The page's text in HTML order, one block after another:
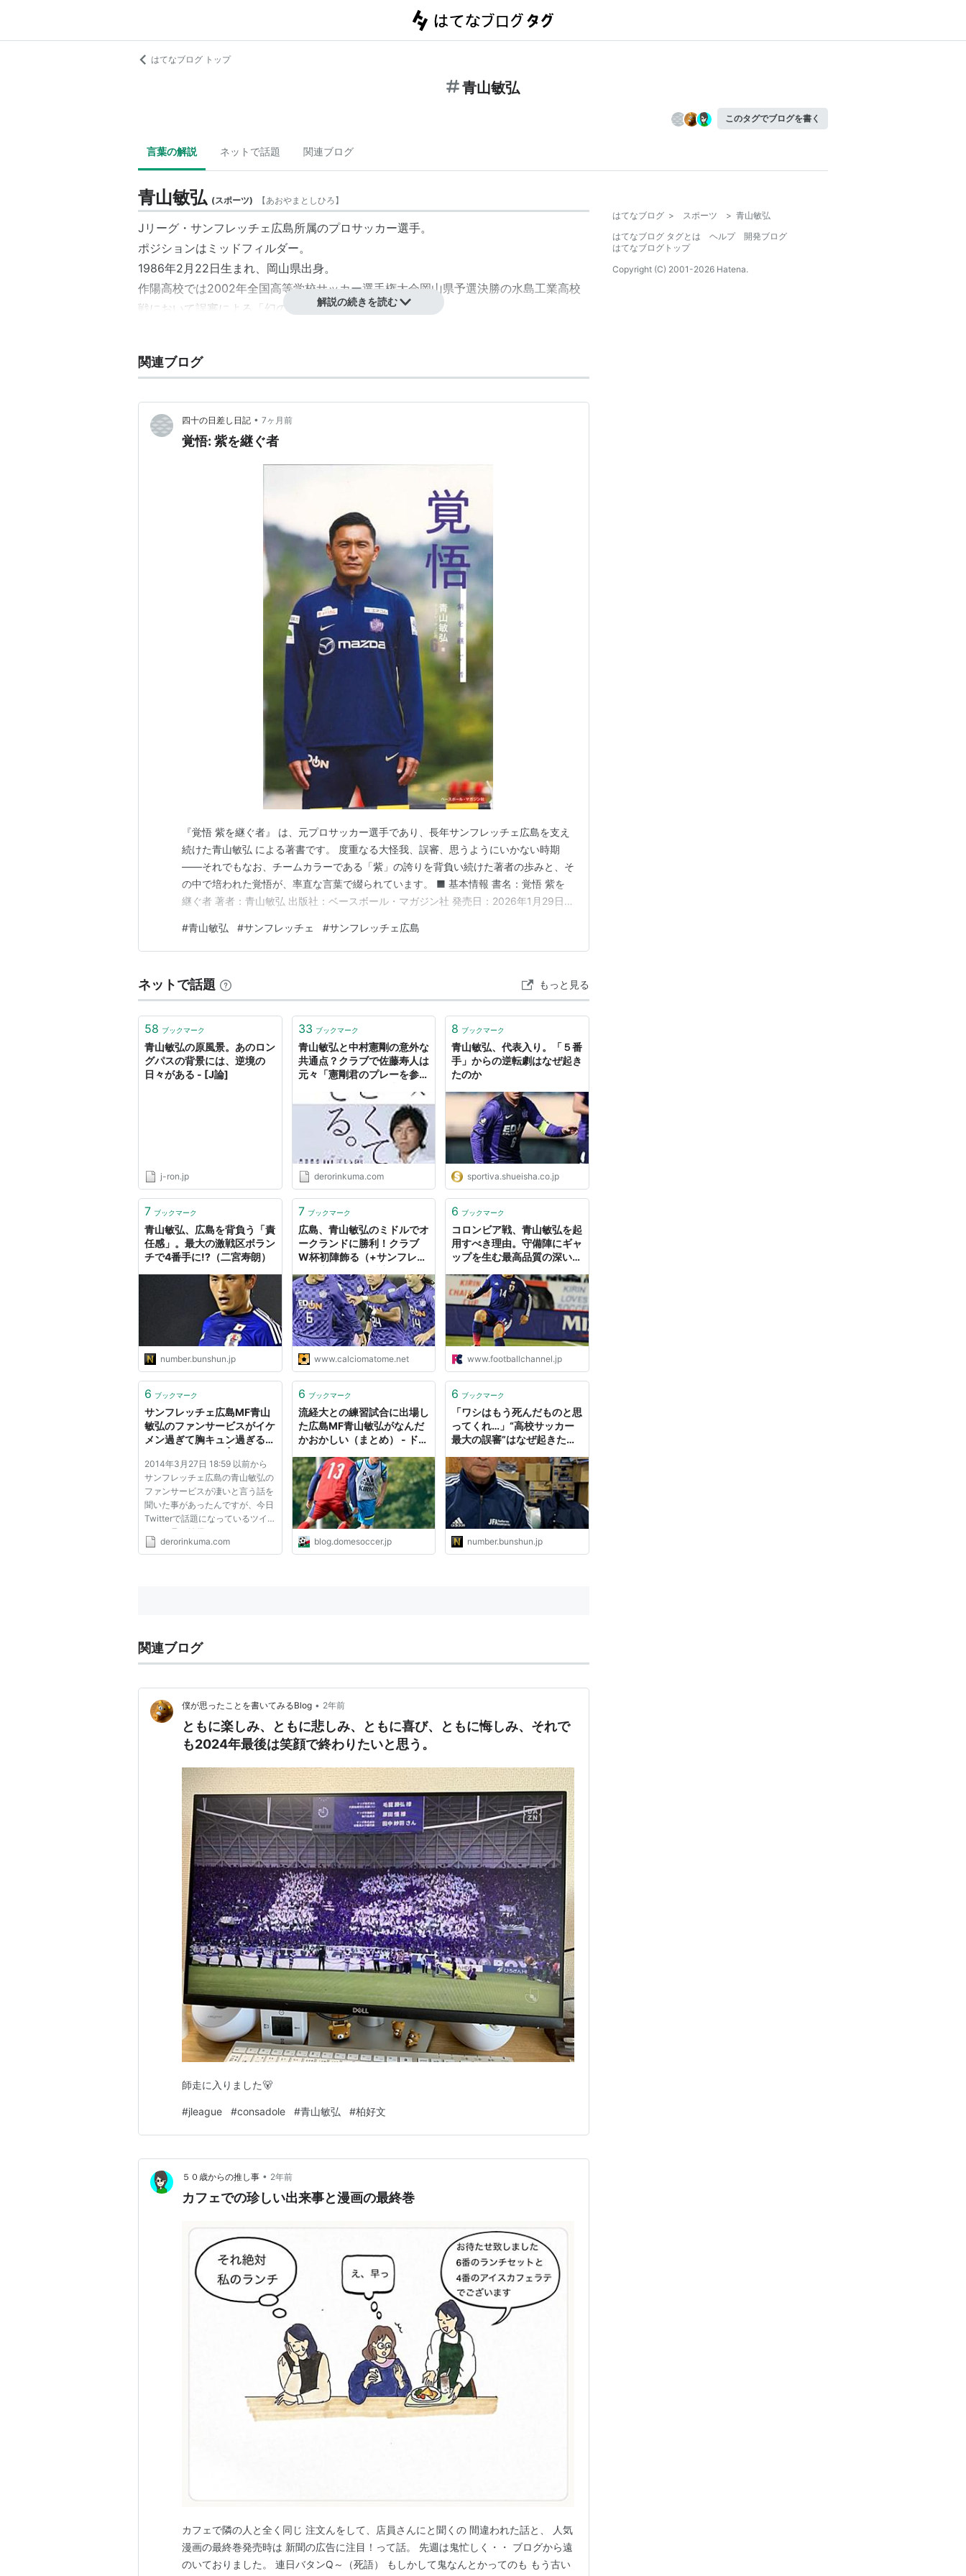
はてなブログ トップ
青山敏弘
このタグでブログを書く
言葉の解説 ネットで話題 関連ブログ
青山敏弘 (スポーツ) 【あおやまとしひろ】
Jリーグ・サンフレッチェ広島所属のプロサッカー選手。
ポジションはミッドフィルダー。
1986年2月22日生まれ、岡山県出身。
作陽高校では2002年全国高等学校サッカー選手権大会岡山県予選決勝の水島工業高校
戦において誤審による「幻のゴール」を決めた。
グパスが武器。
所属クラブ
解説の続きを読む
関連ブログ
四十の日差し日記 • 7ヶ月前
覚悟: 紫を継ぐ者
『覚悟 紫を継ぐ者』 は、元プロサッカー選手であり、長年サンフレッチェ広島を支え
続けた青山敏弘 による著書です。 度重なる大怪我、誤審、思うようにいかない時期
――それでもなお、チームカラーである「紫」の誇りを背負い続けた著者の歩みと、そ
の中で培われた覚悟が、率直な言葉で綴られています。 ■ 基本情報 書名：覚悟 紫を
継ぐ者 著者：青山敏弘 出版社：ベースボール・マガジン社 発売日：2026年1月29日
そが覚悟である」 という思想です。 プロとして結果を求められる厳しい世界で、怪我
や挫折に直面しながらも、自らの役…
#青山敏弘 #サンフレッチェ #サンフレッチェ広島
ネットで話題 もっと見る
58 ブックマーク
青山敏弘の原風景。あのロン
グパスの背景には、逆境の
日々がある - [J論]
j-ron.jp
33 ブックマーク
青山敏弘と中村憲剛の意外な
共通点？クラブで佐藤寿人は
元々「憲剛君のプレーを参考
た | サッカーコラム速報でろ
derorinkuma.com
8 ブックマーク
青山敏弘、代表入り。「５番
手」からの逆転劇はなぜ起き
たのか
sportiva.shueisha.co.jp
7 ブックマーク
青山敏弘、広島を背負う「責
任感」。最大の激戦区ボラン
チで4番手に!?（二宮寿朗）
number.bunshun.jp
7 ブックマーク
広島、青山敏弘のミドルでオ
ークランドに勝利！クラブ
W杯初陣飾る（+サンフレッ
www.calciomatome.net
6 ブックマーク
コロンビア戦、青山敏弘を起
用すべき理由。守備陣にギャ
ップを生む最高品質の深い縦
www.footballchannel.jp
6 ブックマーク
サンフレッチェ広島MF青山
敏弘のファンサービスがイケ
メン過ぎて胸キュン過ぎると
コラム速報でろブロ
2014年3月27日 18:59 以前から
サンフレッチェ広島の青山敏弘の
ファンサービスが凄いと言う話を
聞いた事があったんですが、今日
Twitterで話題になっているツイ
ートを見て納得してしまいまし
た。 青山敏弘かっこ良すぎワロ
derorinkuma.com
6 ブックマーク
流経大との練習試合に出場し
た広島MF青山敏弘がなんだ
かおかしい（まとめ） - ドメ
blog.domesoccer.jp
6 ブックマーク
「ワシはもう死んだものと思
ってくれ…」“高校サッカー
最大の誤審”はなぜ起きた
ルを見逃した審判の苦悩22
年（安藤隆人）
number.bunshun.jp
関連ブログ
僕が思ったことを書いてみるBlog • 2年前
ともに楽しみ、ともに悲しみ、ともに喜び、ともに悔しみ、それで
も2024年最後は笑顔で終わりたいと思う。
師走に入りました🐻
#jleague #consadole #青山敏弘 #柏好文
５０歳からの推し事 • 2年前
カフェでの珍しい出来事と漫画の最終巻
カフェで隣の人と全く同じ 注文んをして、店員さんにと聞くの 間違われた話と、 人気
漫画の最終巻発売時は 新聞の広告に注目！って話。 先週は鬼忙しく・・ ブログから遠
のいておりました。 連日バタンQ～（死語） もしかして鬼なんとかってのも もう古い
はてなブログ > スポーツ > 青山敏弘
はてなブログ タグとは
ヘルプ
開発ブログ
はてなブログトップ
Copyright (C) 2001-2026 Hatena.